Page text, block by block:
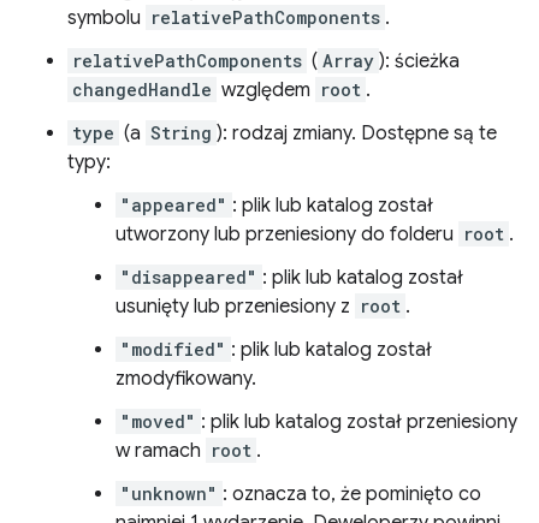
symbolu relativePathComponents .
relativePathComponents ( Array ): ścieżka
changedHandle względem root .
type (a String ): rodzaj zmiany. Dostępne są te
typy:
"appeared" : plik lub katalog został
utworzony lub przeniesiony do folderu root .
"disappeared" : plik lub katalog został
usunięty lub przeniesiony z root .
"modified" : plik lub katalog został
zmodyfikowany.
"moved" : plik lub katalog został przeniesiony
w ramach root .
"unknown" : oznacza to, że pominięto co